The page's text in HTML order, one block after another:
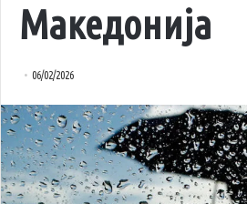
Македонија
06/02/2026